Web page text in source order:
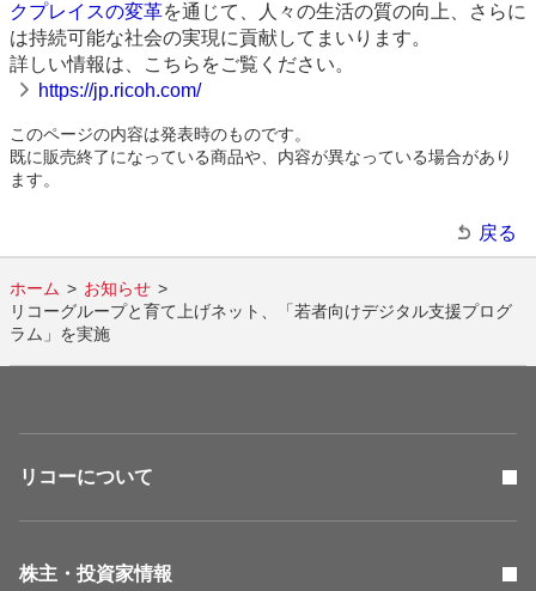
クプレイスの変革を通じて、人々の生活の質の向上、さらに
は持続可能な社会の実現に貢献してまいります。
詳しい情報は、こちらをご覧ください。
https://jp.ricoh.com/
このページの内容は発表時のものです。
既に販売終了になっている商品や、内容が異なっている場合があり
ます。
戻る
ホーム
お知らせ
リコーグループと育て上げネット、「若者向けデジタル支援プログ
ラム」を実施
リコーについて
株主・投資家情報